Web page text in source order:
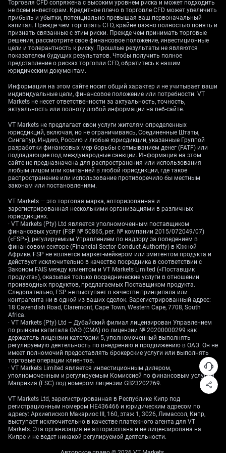
уровень давления на валюту. Это создает
неопределенность относительно независимости
центрального банка и усиливает ожидания на рынке
по поводу длительного периода более легкой
денежно-кредитной политики. Эта ситуация
усложняет возможность формирования
положительного сценария для доллара. На валютных
связанных с товарными ресурсами, таких как
австралийский и новозеландский доллары.
Деривативные стратегии могут сосредоточиться на
чтобы воспользоваться этой дивергенцией. Эти
валюты часто выигрывают, когда рынок ожидает
снижения процентных ставок в США. Исторически
аналогичная ситуация наблюдалась в 2019 году,
когда ФРС изменила курс с повышения ставок на
понижение, что привело к многоквартальному
падению индекса доллара. Текущие условия
проявиться по мере приближения к 2026 году.
Mulai trading sekarang — klik disiniuntuk membuat
akun live VT Markets Anda.
Торговля CFD сопряжена с высоким уровнем риска и может подходить
не всем инвесторам. Кредитное плечо в торговле CFD может увеличить
прибыль и убытки, потенциально превышая ваш первоначальный
капитал. Прежде чем торговать CFD, крайне важно полностью понять и
признать связанные с этим риски. Прежде чем принимать торговые
решения, рассмотрите свое финансовое положение, инвестиционные
цели и толерантность к риску. Прошлые результаты не являются
показателем будущих результатов. Чтобы получить полное
представление о рисках торговли CFD, обратитесь к нашим
юридическим документам.
Информация на этом сайте носит общий характер и не учитывает ваши
индивидуальные цели, финансовое положение или потребности. VT
Markets не несет ответственности за актуальность, точность,
актуальность или полноту любой информации на веб-сайте.
VT Markets не предлагает свои услуги жителям определенных
юрисдикций, включая, но не ограничиваясь, Соединенные Штаты,
Сингапур, Индию, Россию и любые юрисдикции, указанные Группой
разработки финансовых мер борьбы с отмыванием денег (FATF) или
подпадающие под международные санкции. Информация на этом
сайте не предназначена для распространения или использования
любым лицом или компанией в любой юрисдикции, где такое
распространение или использование противоречило бы местным
законам или постановлениям.
VT Markets — это торговая марка, авторизованная и
зарегистрированная несколькими организациями в различных
юрисдикциях.
· VT Markets (Pty) Ltd является уполномоченным поставщиком
финансовых услуг (FSP № 50865, рег. № компании 2015/072049/07)
(«FSP»), регулируемым Управлением по надзору за поведением в
финансовом секторе (Financial Sector Conduct Authority) в Южной
Африке. FSP не является маркет-мейкером или эмитентом продукта и
действует исключительно в качестве посредника в соответствии с
Законом FAIS между клиентом и VT Markets Limited («Поставщик
продукта»), оказывая только посреднические услуги в отношении
производных продуктов, предлагаемых Поставщиком продукта.
Следовательно, FSP не выступает в качестве принципала или
контрагента ни в одной из ваших сделок. Зарегистрированный адрес:
18 Cavendish Road, Claremont, Cape Town, Western Cape, 7708, South
Africa.
· VT Markets (Pty) Ltd – Дубайский филиал лицензирован Управлением
по рынкам капитала ОАЭ (CMA) по лицензии № 20200000299 как
держатель лицензии категории 5, уполномоченный выполнять
регулируемую деятельность по внедрению и продвижению в ОАЭ. Он не
имеет полномочий предоставлять брокерские услуги или выполнять
торговые операции клиентов.
· VT Markets Limited является инвестиционным дилером,
уполномоченным и регулируемым Комиссией по финансовым услугам
Маврикия (FSC) под номером лицензии GB23202269.
VT Markets Ltd, зарегистрированная в Республике Кипр под
регистрационным номером HE436466 и юридическим адресом по
адресу: Архиепископ Макариос III, 160, этаж 1, 3026, Лимассол, Кипр,
выступает исключительно в качестве платежного агента для VT
Markets. Эта организация не авторизована и не лицензирована на
Кипре и не ведет никакой регулируемой деятельности.